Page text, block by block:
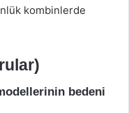
kombinlerde
bedeni